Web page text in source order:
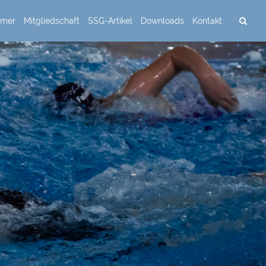
Mitgliedschaft SSG-Artikel Downloads Kontakt